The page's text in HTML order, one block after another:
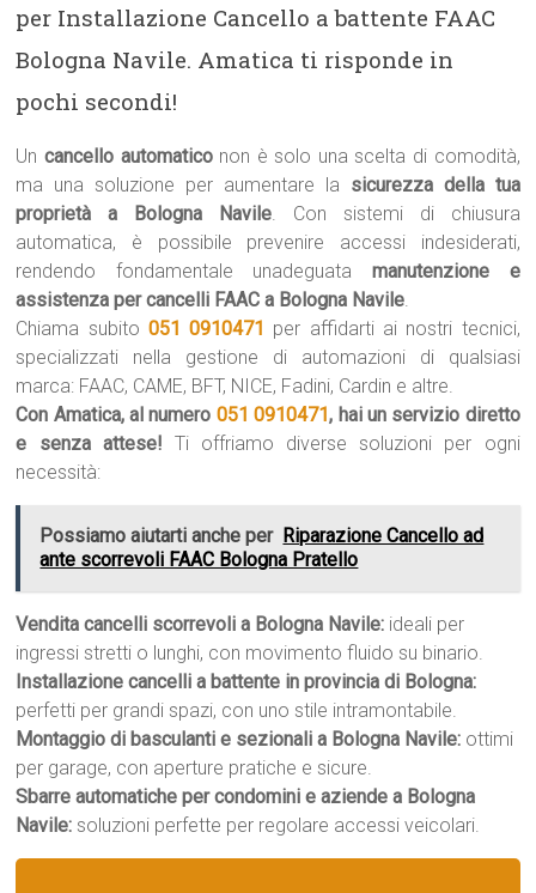
per Installazione Cancello a battente FAAC
Bologna Navile. Amatica ti risponde in
pochi secondi!
Uncancello automaticonon è solo una scelta di comodità,
ma una soluzione per aumentare la sicurezza della tua
proprietà a Bologna Navile. Con sistemi di chiusura
automatica, è possibile prevenire accessi indesiderati,
rendendo fondamentale unadeguatamanutenzione e
assistenza per cancelli FAAC a Bologna Navile.
Chiama subito 051 0910471 per affidarti ai nostri tecnici,
specializzati nella gestione di automazioni di qualsiasi
marca: FAAC, CAME, BFT, NICE, Fadini, Cardin e altre.
Con Amatica, al numero 051 0910471, hai un servizio diretto
e senza attese! Ti offriamo diverse soluzioni per ogni
necessità:
Possiamo aiutarti anche per Riparazione Cancello ad
ante scorrevoli FAAC Bologna Pratello
Vendita cancelli scorrevoli a Bologna Navile: ideali per
ingressi stretti o lunghi, con movimento fluido su binario.
Installazione cancelli a battente in provincia di Bologna:
perfetti per grandi spazi, con uno stile intramontabile.
Montaggio di basculanti e sezionali a Bologna Navile: ottimi
per garage, con aperture pratiche e sicure.
Sbarre automatiche per condomini e aziende a Bologna
Navile: soluzioni perfette per regolare accessi veicolari.